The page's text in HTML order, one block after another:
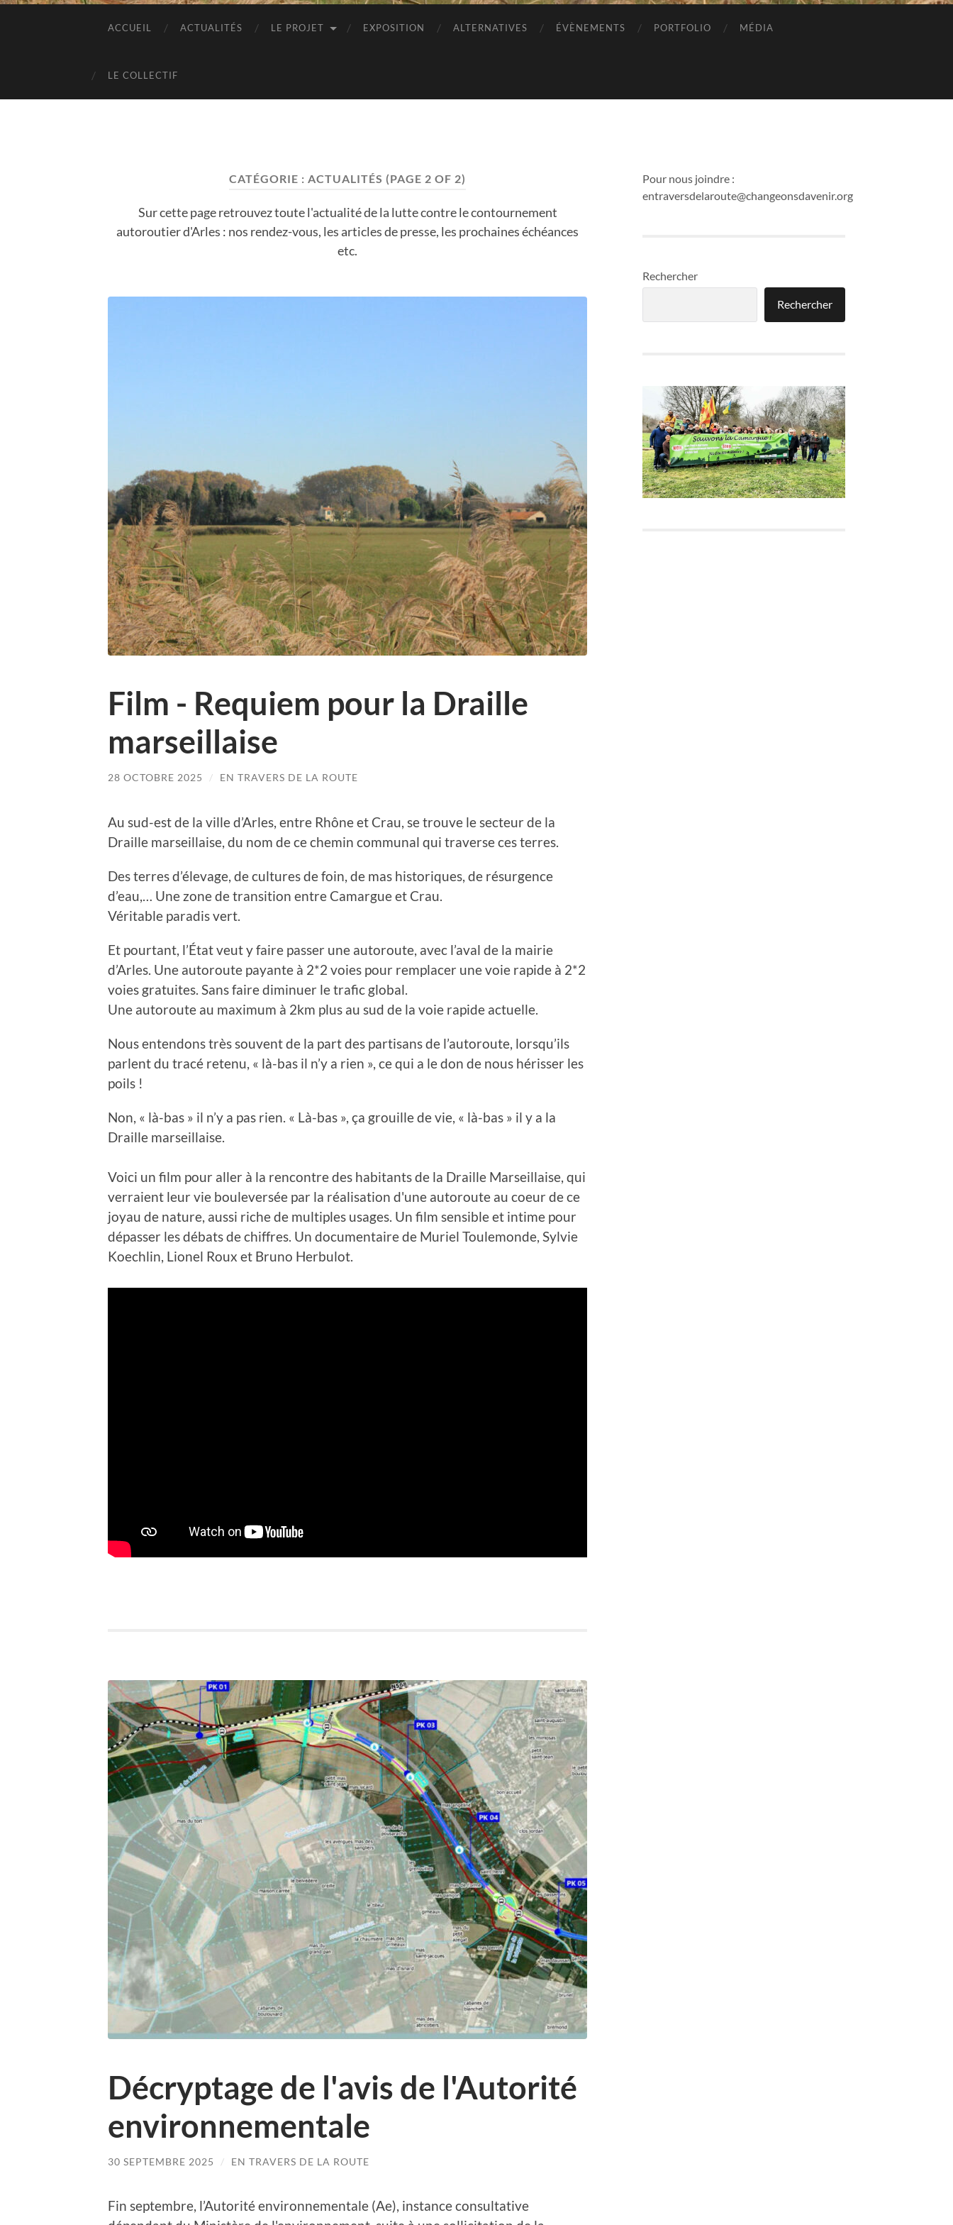
ACCUEIL ACTUALITÉS LE PROJET EXPOSITION ALTERNATIVES ÉVÈNEMENTS PORTFOLIO MÉDIA
LE COLLECTIF
CATÉGORIE : ACTUALITÉS (PAGE 2 OF 2)
Sur cette page retrouvez toute l'actualité de la lutte contre le contournement
autoroutier d'Arles : nos rendez-vous, les articles de presse, les prochaines échéances
etc.
Film - Requiem pour la Draille
marseillaise
28 OCTOBRE 2025 / EN TRAVERS DE LA ROUTE
Au sud-est de la ville d’Arles, entre Rhône et Crau, se trouve le secteur de la
Draille marseillaise, du nom de ce chemin communal qui traverse ces terres.
Des terres d’élevage, de cultures de foin, de mas historiques, de résurgence
d’eau,… Une zone de transition entre Camargue et Crau.
Véritable paradis vert.
Et pourtant, l’État veut y faire passer une autoroute, avec l’aval de la mairie
d’Arles. Une autoroute payante à 2*2 voies pour remplacer une voie rapide à 2*2
voies gratuites. Sans faire diminuer le trafic global.
Une autoroute au maximum à 2km plus au sud de la voie rapide actuelle.
Nous entendons très souvent de la part des partisans de l’autoroute, lorsqu’ils
parlent du tracé retenu, « là-bas il n’y a rien », ce qui a le don de nous hérisser les
poils !
Non, « là-bas » il n’y a pas rien. « Là-bas », ça grouille de vie, « là-bas » il y a la
Draille marseillaise.
Voici un film pour aller à la rencontre des habitants de la Draille Marseillaise, qui
verraient leur vie bouleversée par la réalisation d'une autoroute au coeur de ce
joyau de nature, aussi riche de multiples usages. Un film sensible et intime pour
dépasser les débats de chiffres. Un documentaire de Muriel Toulemonde, Sylvie
Koechlin, Lionel Roux et Bruno Herbulot.
Décryptage de l'avis de l'Autorité
environnementale
30 SEPTEMBRE 2025 / EN TRAVERS DE LA ROUTE
Fin septembre, l’Autorité environnementale (Ae), instance consultative
Pour nous joindre :
entraversdelaroute@changeonsdavenir.org
Rechercher
Rechercher